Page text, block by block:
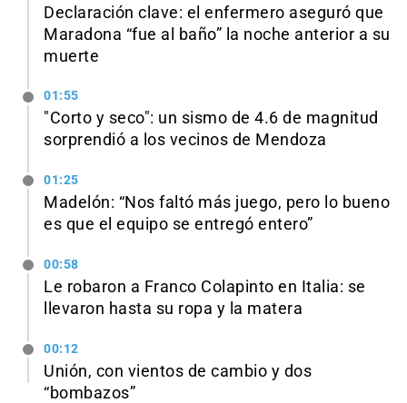
Declaración clave: el enfermero aseguró que
Maradona “fue al baño” la noche anterior a su
muerte
01:55
"Corto y seco": un sismo de 4.6 de magnitud
sorprendió a los vecinos de Mendoza
01:25
Madelón: “Nos faltó más juego, pero lo bueno
es que el equipo se entregó entero”
00:58
Le robaron a Franco Colapinto en Italia: se
llevaron hasta su ropa y la matera
00:12
Unión, con vientos de cambio y dos
“bombazos”